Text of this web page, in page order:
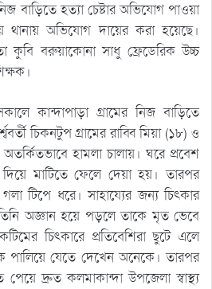
বাড়িতে হত্যা চেষ্টার অভিযোগ পাওয়া
থানায় অভিযোগ দায়ের করা হয়েছে।
কুবি বরুয়াকোনা সাধু ফ্রেডেরিক উচ্চ
কান্দাপাড়া গ্রামের নিজ বাড়িতে
চিকনটুপ গ্রামের রাব্বি মিয়া (১৮) ও
হামলা চালায়। ঘরে প্রবেশ
দিয়ে মাটিতে ফেলে দেয়া হয়। তারপর
টিপে ধরে। সাহায্যের জন্য চিৎকার
অজ্ঞান হয়ে পড়লে তাকে মৃত ভেবে
চিৎকারে প্রতিবেশিরা ছুটে এলে
পালিয়ে যেতে দেখেন অনেকে। তারপর
দ্রুত কলমাকান্দা উপজেলা স্বাস্থ্য